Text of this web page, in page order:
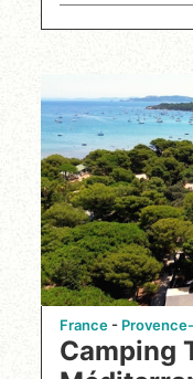
France
Camping Tikayan Le